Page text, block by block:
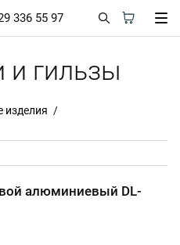
336 55 97
и гильзы
изделия
алюминиевый DL-